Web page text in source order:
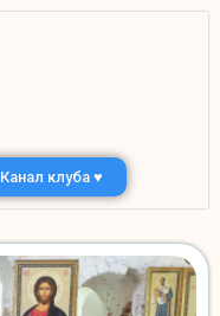
Канал клуба ♥